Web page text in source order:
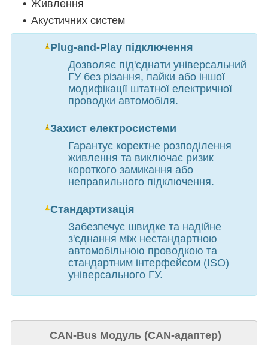
Живлення
Акустичних систем
Plug-and-Play підключення
Дозволяє під'єднати універсальний
ГУ без різання, пайки або іншої
модифікації штатної електричної
проводки автомобіля.
Захист електросистеми
Гарантує коректне розподілення
живлення та виключає ризик
короткого замикання або
неправильного підключення.
Стандартизація
Забезпечує швидке та надійне
з'єднання між нестандартною
автомобільною проводкою та
стандартним інтерфейсом (ISO)
універсального ГУ.
CAN-Bus Модуль (CAN-адаптер)